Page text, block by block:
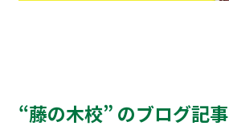
“藤の木校” のブログ記事